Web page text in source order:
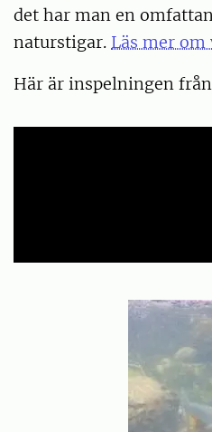
det har man en
naturstigar. Läs mer
Här är inspelningen